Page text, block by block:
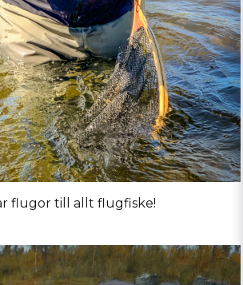
flugor till allt flugfiske!